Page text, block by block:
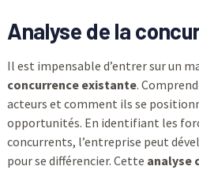
Analyse de la
Il est impensable d’entrer sur un
concurrence existante.
acteurs et comment ils se
opportunités. En identifiant les
concurrents, l’entreprise peut
pour se différencier. Cette analyse